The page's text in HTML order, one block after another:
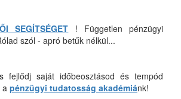
SEGÍTSÉGET ! Független pénzügyi
szól - apró betűk nélkül...
fejlődj saját időbeosztásod és tempód
a pénzügyi tudatosság akadémiánk!